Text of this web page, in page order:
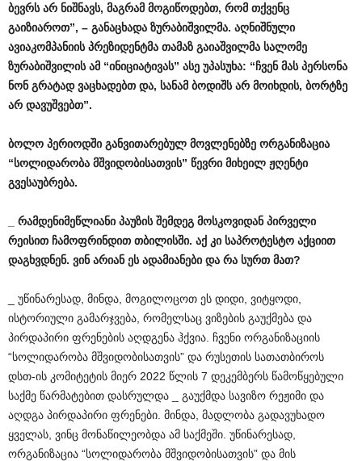
ბევრს არ ნიშნავს, მაგრამ მოგიწოდებთ, რომ თქვენც
გაიზიაროთ”, – განაცხადა ზურაბიშვილმა. აღნიშნული
ავიაკომპანიის პრეზიდენტმა თამაზ გაიაშვილმა სალომე
ზურაბიშვილის ამ “ინიციატივას” ასე უპასუხა: “ჩვენ მას პერსონა
ნონ გრატად ვაცხადებთ და, სანამ ბოდიშს არ მოიხდის, ბორტზე
არ დავუშვებთ”.
ბოლო პერიოდში განვითარებულ მოვლენებზე ორგანიზაცია
“სოლიდარობა მშვიდობისათვის” წევრი მიხეილ ჟღენტი
გვესაუბრება.
რამდენიმეწლიანი პაუზის შემდეგ მოსკოვიდან პირველი
რეისით ჩამოფრინდით თბილისში. აქ კი საპროტესტო აქციით
დაგხვდნენ. ვინ არიან ეს ადამიანები და რა სურთ მათ?
_ უწინარესად, მინდა, მოგილოცოთ ეს დიდი, ვიტყოდი,
ისტორიული გამარჯვება, რომელსაც ვიზების გაუქმება და
პირდაპირი ფრენების აღდგენა ჰქვია. ჩვენი ორგანიზაციის
“სოლიდარობა მშვიდობისათვის” და რუსეთის სათათბიროს
დსთ-ის კომიტეტის მიერ 2022 წლის 7 დეკემბერს წამოწყებული
საქმე წარმატებით დასრულდა _ გაუქმდა სავიზო რეჟიმი და
აღდგა პირდაპირი ფრენები. მინდა, მადლობა გადავუხადო
ყველას, ვინც მონაწილეობდა ამ საქმეში. უწინარესად,
ორგანიზაცია “სოლიდარობა მშვიდობისათვის” და მის